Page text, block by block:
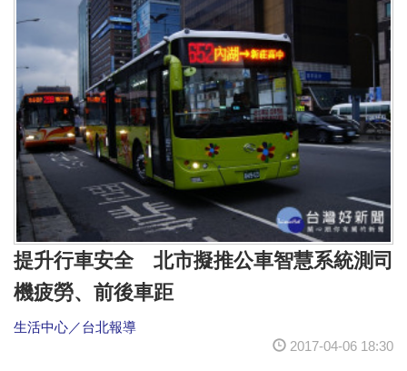
提升行車安全 北市擬推公車智慧系統測司
機疲勞、前後車距
生活中心／台北報導
2017-04-06 18:30